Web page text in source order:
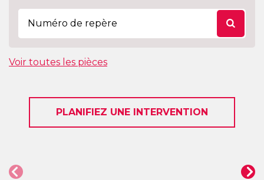
Voir toutes les pièces
PLANIFIEZ UNE INTERVENTION